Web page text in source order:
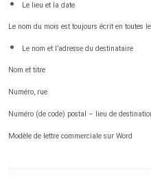
Le lieu et la date
Le nom du mois est toujours écrit en toutes
Le nom et l’adresse du destinataire
Nom et titre
Numéro, rue 4,
Numéro (de code) postal – lieu de
Modèle de lettre commerciale sur Word